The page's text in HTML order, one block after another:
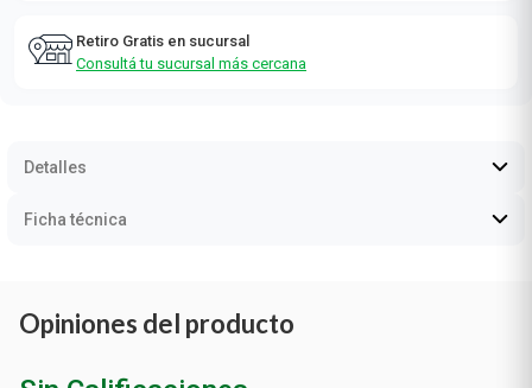
Retiro Gratis en sucursal
Consultá tu sucursal más cercana
Detalles
Ficha técnica
Opiniones del producto